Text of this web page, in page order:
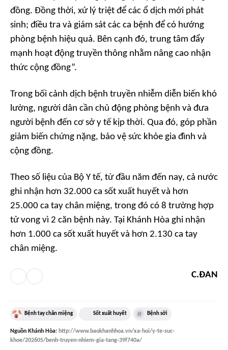
đồng. Đồng thời, xử lý triệt để các ổ dịch mới phát
sinh; điều tra và giám sát các ca bệnh để có hướng
phòng bệnh hiệu quả. Bên cạnh đó, trung tâm đẩy
mạnh hoạt động truyền thông nhằm nâng cao nhận
thức cộng đồng”.
Trong bối cảnh dịch bệnh truyền nhiễm diễn biến khó
lường, người dân cần chủ động phòng bệnh và đưa
người bệnh đến cơ sở y tế kịp thời. Qua đó, góp phần
giảm biến chứng nặng, bảo vệ sức khỏe gia đình và
cộng đồng.
Theo số liệu của Bộ Y tế, từ đầu năm đến nay, cả nước
ghi nhận hơn 32.000 ca sốt xuất huyết và hơn
25.000 ca tay chân miệng, trong đó có 8 trường hợp
tử vong vì 2 căn bệnh này. Tại Khánh Hòa ghi nhận
hơn 1.000 ca sốt xuất huyết và hơn 2.130 ca tay
chân miệng.
C.ĐAN
Bệnh tay chân miệng Sốt xuất huyết Bệnh sởi
Nguồn Khánh Hòa: http://www.baokhanhhoa.vn/xa-hoi/y-te-suc-
khoe/202605/benh-truyen-nhiem-gia-tang-39f740a/